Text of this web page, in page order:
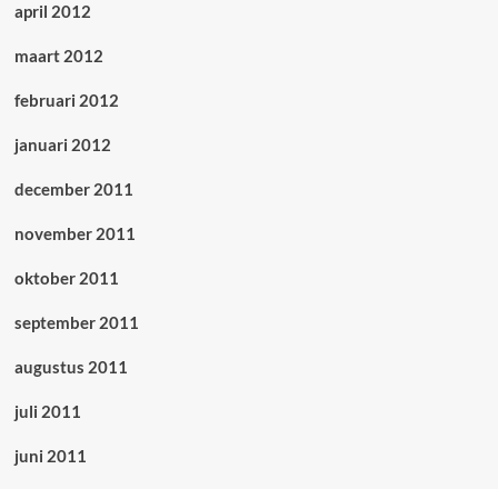
april 2012
maart 2012
februari 2012
januari 2012
december 2011
november 2011
oktober 2011
september 2011
augustus 2011
juli 2011
juni 2011